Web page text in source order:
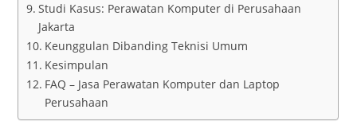
Studi Kasus: Perawatan Komputer di Perusahaan
Jakarta
Keunggulan Dibanding Teknisi Umum
Kesimpulan
FAQ – Jasa Perawatan Komputer dan Laptop
Perusahaan